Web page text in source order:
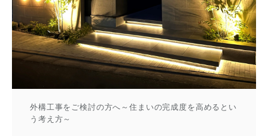
外構工事をご検討の方へ～住まいの完成度を高めるとい
う考え方～